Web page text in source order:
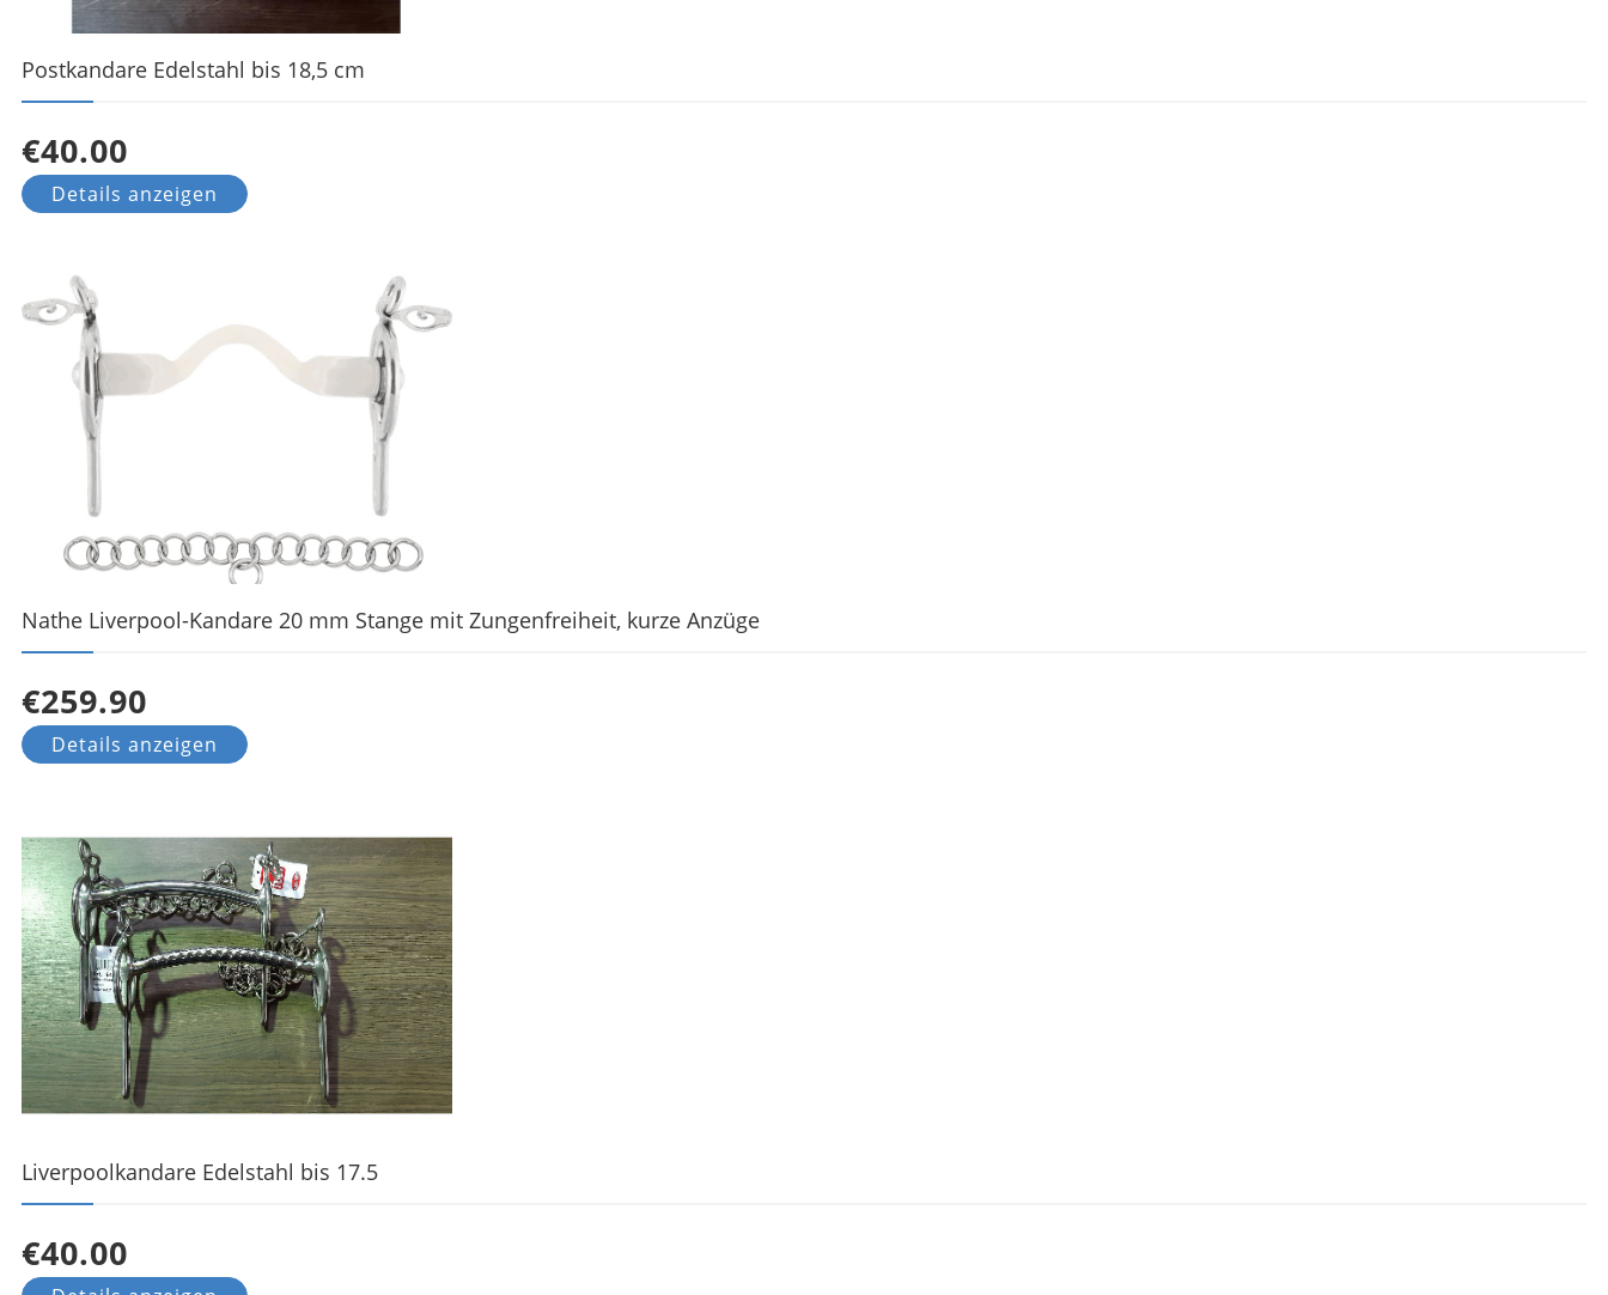
Postkandare Edelstahl bis 18,5 cm
€40.00
Details anzeigen
Nathe Liverpool-Kandare 20 mm Stange mit Zungenfreiheit, kurze Anzüge
€259.90
Details anzeigen
Liverpoolkandare Edelstahl bis 17.5
€40.00